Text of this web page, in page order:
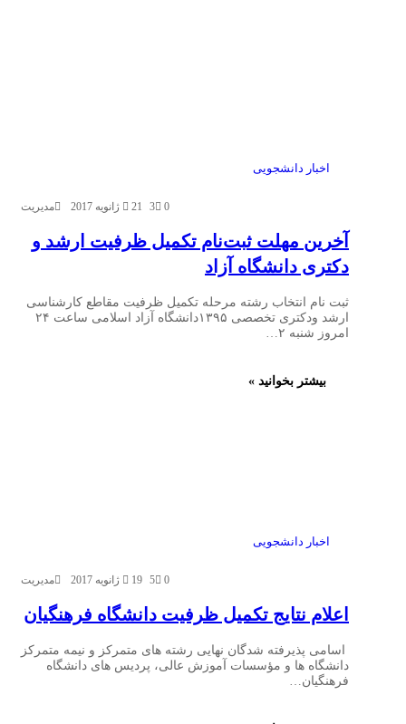
اخبار دانشجویی
مدیریت 21 ژانویه 2017 0
3
آخرین مهلت ثبت‌نام تکمیل ظرفیت ارشد و
دکتری دانشگاه آزاد
ثبت نام انتخاب رشته مرحله تکمیل ظرفیت مقاطع کارشناسی
ارشد ودکتری تخصصی ۱۳۹۵دانشگاه آزاد اسلامی ساعت ۲۴
امروز شنبه ۲…
بیشتر بخوانید »
اخبار دانشجویی
مدیریت 19 ژانویه 2017 0
5
اعلام نتایج تکمیل ظرفیت دانشگاه فرهنگیان
اسامی پذیرفته شدگان نهایی رشته های متمرکز و نیمه متمرکز
دانشگاه ها و مؤسسات آموزش عالی، پردیس های دانشگاه
فرهنگیان…